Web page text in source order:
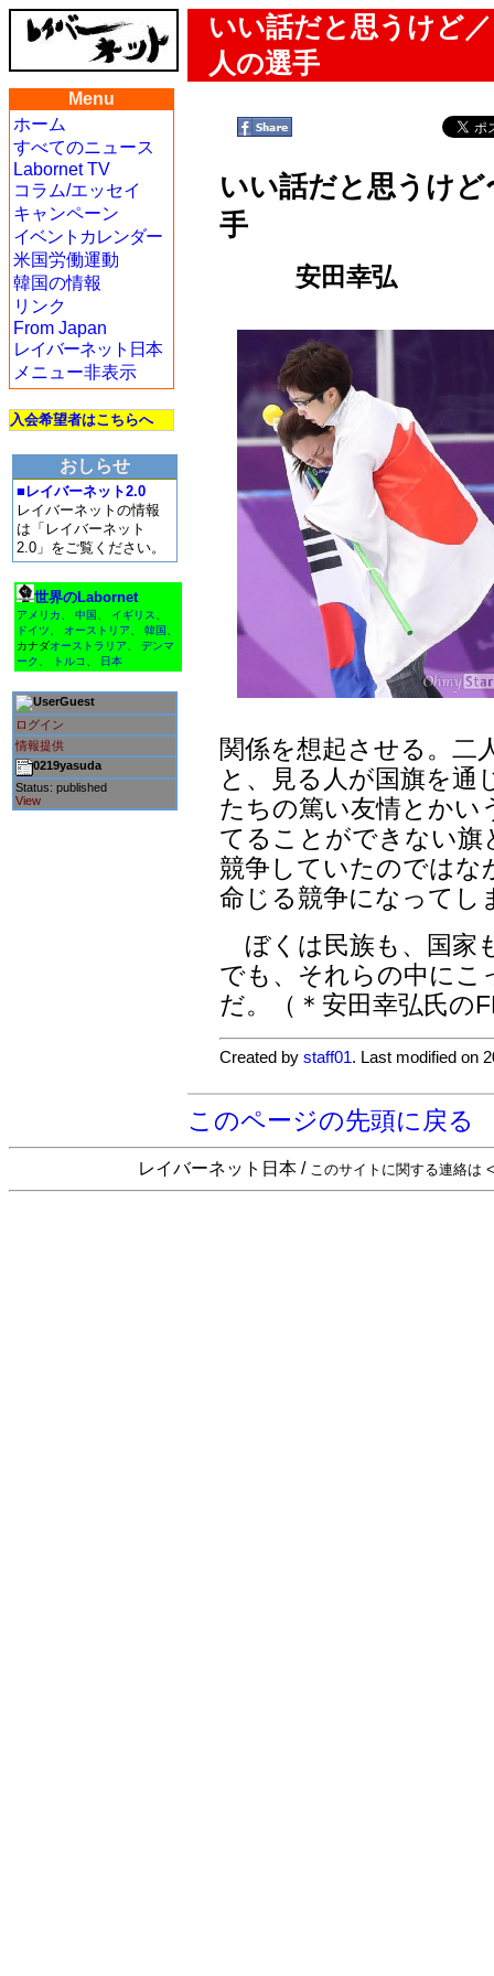
いい話だと思うけど
人の選手
Menu
ホーム
すべてのニュース
Labornet TV
コラム/エッセイ
キャンペーン
イベントカレンダー
米国労働運動
韓国の情報
リンク
From Japan
レイバーネット日本
メニュー非表示
入会希望者はこちらへ
おしらせ
■レイバーネット2.0
レイバーネットの情報
は「レイバーネット
2.0」をご覧ください。
世界のLabornet
アメリカ 中国 イギリス
ドイツ
オーストリア 韓国
カナダオーストラリア
デンマ
ーク
トルコ 日本
Guest
ログイン
情報提供
0219yasuda
Status: published
View
いい話だと思うけ
手
安田幸弘
関係を想起させる。二
と、見る人が国旗を通
たちの篤い友情とかい
てることができない旗
競争していたのでは
命じる競争になってし
ぼくは民族も、国家
でも、それらの中にこ
だ。（＊安田幸弘氏の
Created bystaff01. Last modified on
このページの先頭に戻る
レイバーネット日本 / このサイトに関する連絡は